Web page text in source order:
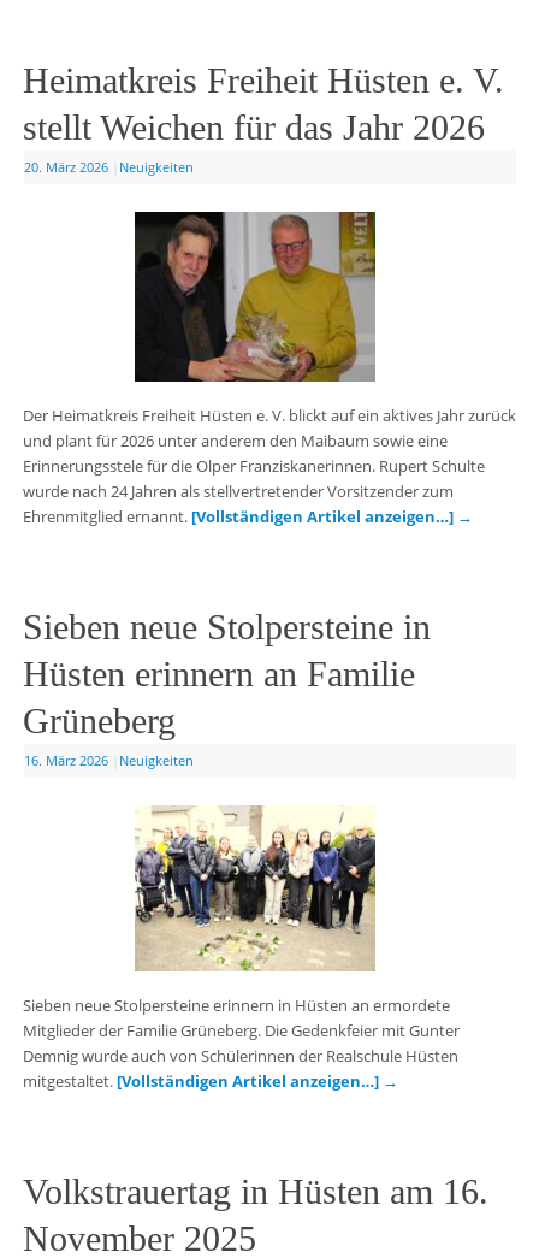
Heimatkreis Freiheit Hüsten e. V.
stellt Weichen für das Jahr 2026
20. März 2026 Neuigkeiten
Der Heimatkreis Freiheit Hüsten e. V. blickt auf ein aktives Jahr zurück
und plant für 2026 unter anderem den Maibaum sowie eine
Erinnerungsstele für die Olper Franziskanerinnen. Rupert Schulte
wurde nach 24 Jahren als stellvertretender Vorsitzender zum
Ehrenmitglied ernannt. [Vollständigen Artikel anzeigen…] →
Sieben neue Stolpersteine in
Hüsten erinnern an Familie
Grüneberg
16. März 2026 Neuigkeiten
Sieben neue Stolpersteine erinnern in Hüsten an ermordete
Mitglieder der Familie Grüneberg. Die Gedenkfeier mit Gunter
Demnig wurde auch von Schülerinnen der Realschule Hüsten
mitgestaltet. [Vollständigen Artikel anzeigen…] →
Volkstrauertag in Hüsten am 16.
November 2025